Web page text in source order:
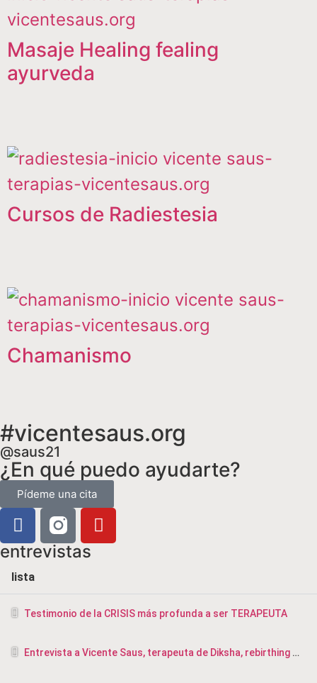
Masaje Healing fealing
ayurveda
Cursos de Radiestesia
Chamanismo
#vicentesaus.org
@saus21
¿En qué puedo ayudarte?
Pídeme una cita
entrevistas
lista
Testimonio de la CRISIS más profunda a ser TERAPEUTA
Entrevista a Vicente Saus, terapeuta de Diksha, rebirthing y masajista en Valencia